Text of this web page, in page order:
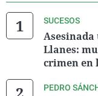
SUCESOS
Llanes:
crimen en
PEDRO